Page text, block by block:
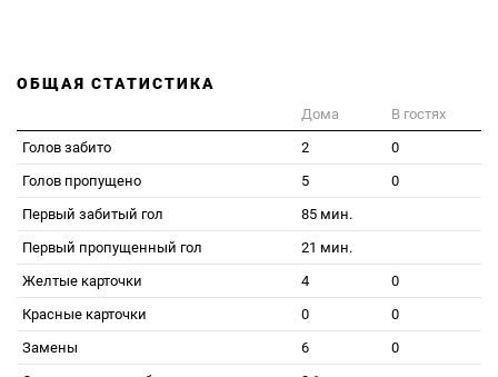
ОБЩАЯ СТАТИСТИКА
Дома
В гостях
Голов забито
2
0
Голов пропущено
5
0
Первый забитый гол
85 мин.
Первый пропущенный гол
21 мин.
Желтые карточки
4
0
Красные карточки
0
0
Замены
6
0